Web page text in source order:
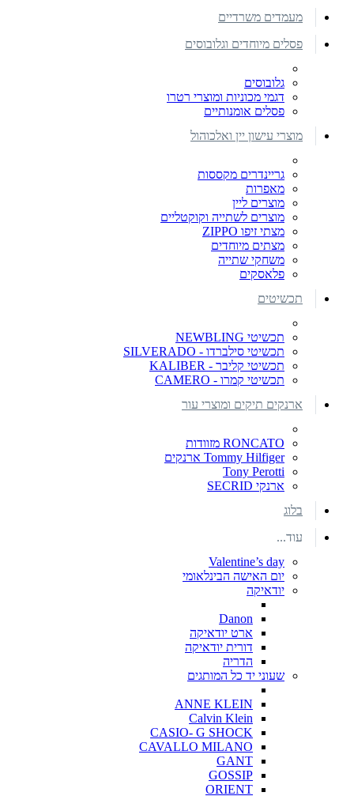
מעמדים משרדיים
פסלים מיוחדים וגלובוסים
גלובוסים
דגמי מכוניות ומוצרי רטרו
פסלים אומנותיים
מוצרי עישון יין ואלכוהול
גריינדרים מקססות
מאפרות
מוצרים ליין
מוצרים לשתייה וקוקטליים
מצתי זיפו ZIPPO
מצתים מיוחדים
משחקי שתייה
פלאסקים
תכשיטים
תכשיטי NEWBLING
תכשיטי סילברדו - SILVERADO
תכשיטי קליבר - KALIBER
תכשיטי קמרו - CAMERO
ארנקים תיקים ומוצרי עור
RONCATO מזוודות
Tommy Hilfiger ארנקים
Tony Perotti
ארנקי SECRID
בלוג
עוד...
Valentine’s day
יום האישה הבינלאומי
יודאיקה
Danon
ארט יודאיקה
דורית יודאיקה
הדריה
שעוני יד כל המותגים
ANNE KLEIN
Calvin Klein
CASIO- G SHOCK
CAVALLO MILANO
GANT
GOSSIP
ORIENT